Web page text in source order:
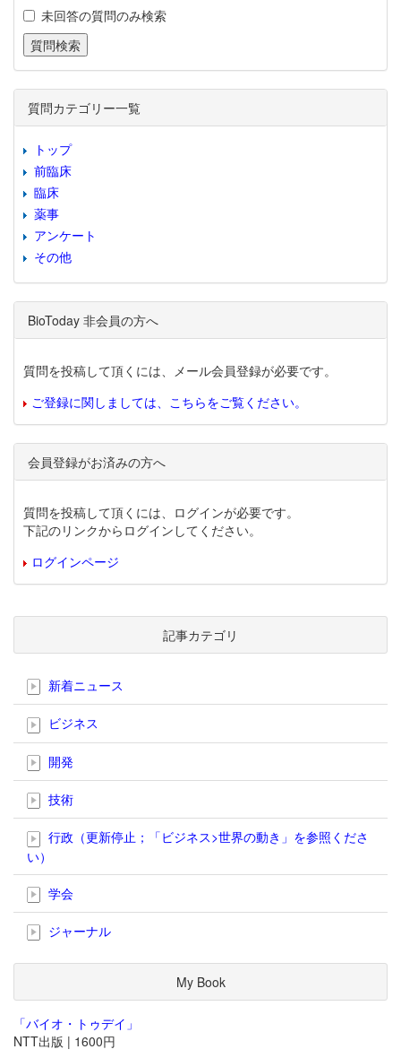
未回答の質問のみ検索
質問カテゴリー一覧
トップ
前臨床
臨床
薬事
アンケート
その他
BioToday 非会員の方へ
質問を投稿して頂くには、メール会員登録が必要です。
ご登録に関しましては、こちらをご覧ください。
会員登録がお済みの方へ
質問を投稿して頂くには、ログインが必要です。
下記のリンクからログインしてください。
ログインページ
記事カテゴリ
新着ニュース
ビジネス
開発
技術
行政（更新停止；「ビジネス>世界の動き」を参照くださ
い）
学会
ジャーナル
My Book
「バイオ・トゥデイ」
NTT出版 | 1600円